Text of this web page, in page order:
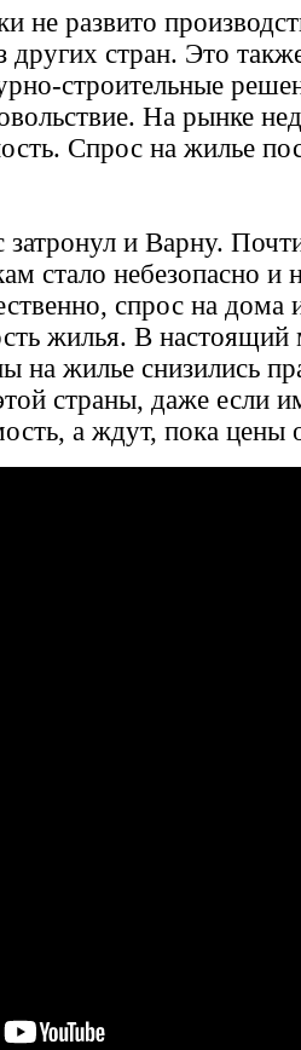
не развито
стран. Это
строительные
На рынке
Спрос на жилье
и Варну.
стало небезопасно
спрос на
жилья. В
на жилье снизились
страны, даже если
а ждут, пока цены